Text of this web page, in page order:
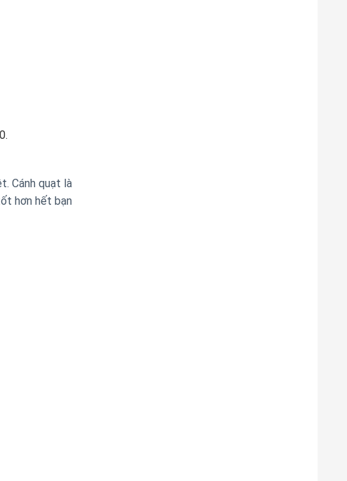
Cánh quạt là
hơn hết bạn